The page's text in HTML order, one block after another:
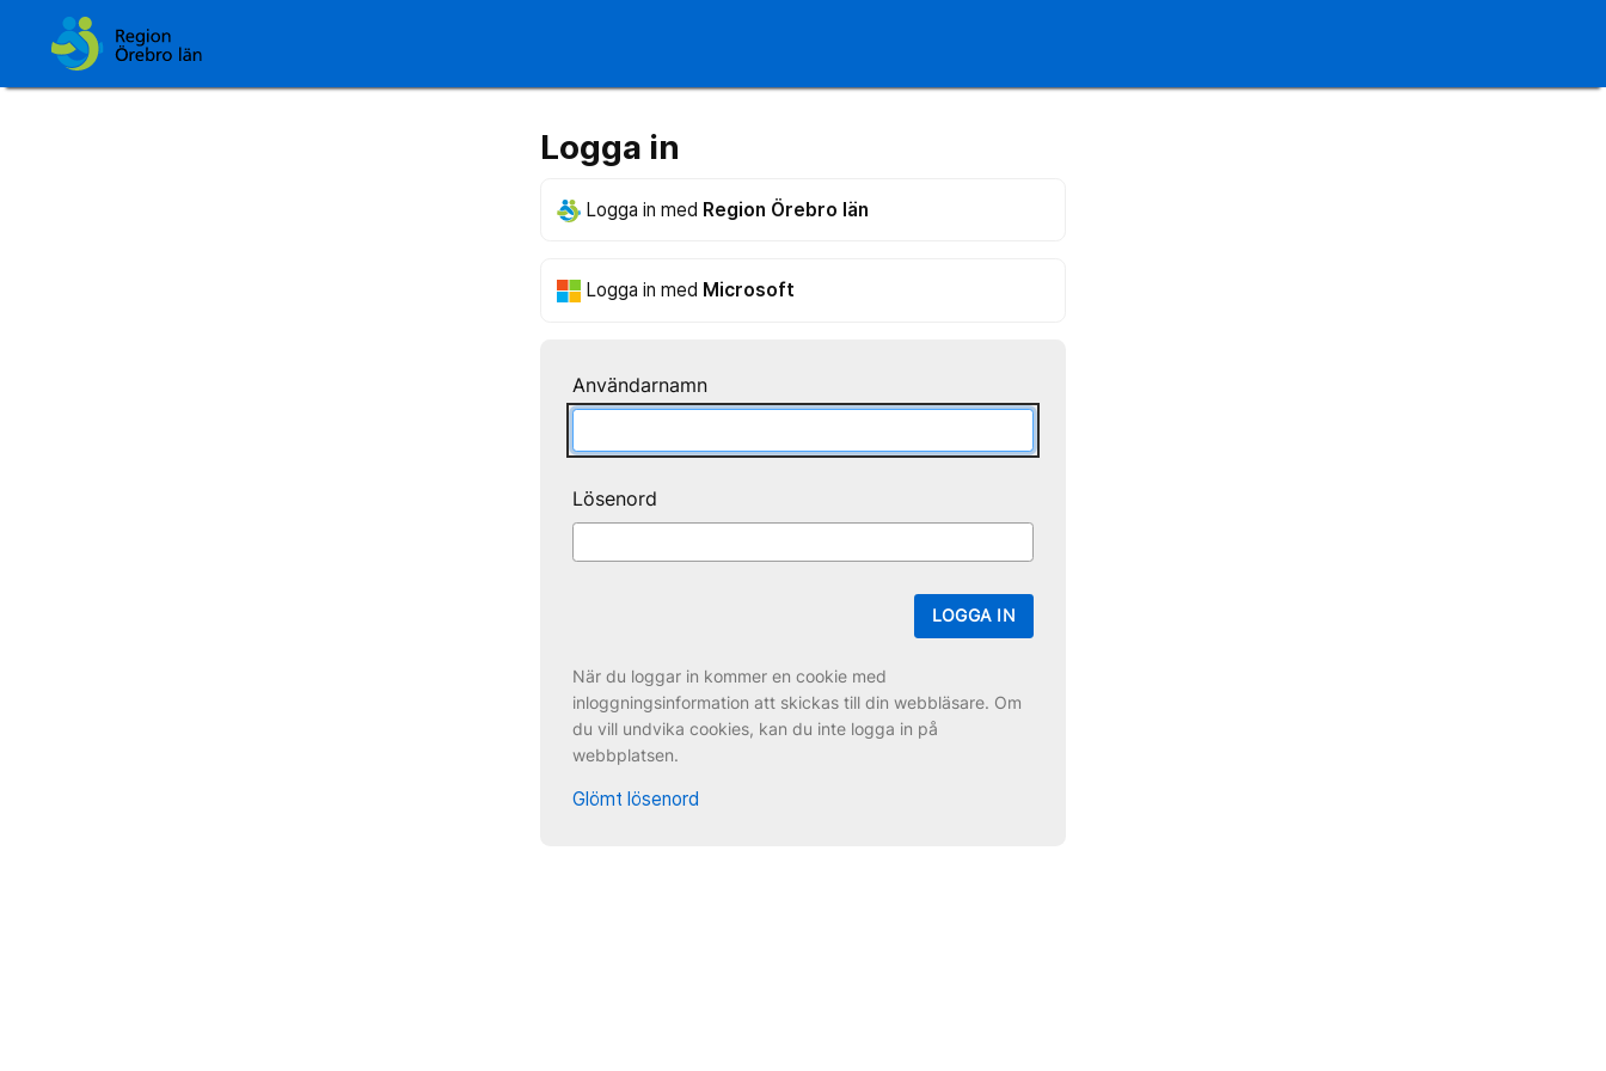
Logga in
Logga in med Region Örebro län
Logga in med Microsoft
Användarnamn
Lösenord
LOGGA IN
När du loggar in kommer en cookie med
inloggningsinformation att skickas till din webbläsare. Om
du vill undvika cookies, kan du inte logga in på
webbplatsen.
Glömt lösenord